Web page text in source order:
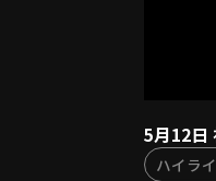
5月12日
ハイラ